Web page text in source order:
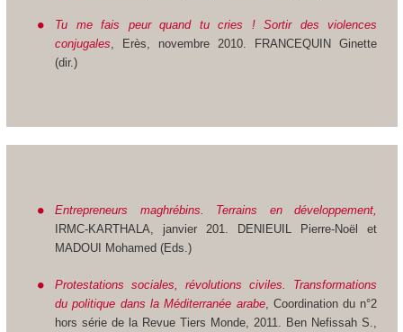
Tu me fais peur quand tu cries ! Sortir des violences
conjugales, Erès, novembre 2010. FRANCEQUIN Ginette
(dir.)
Entrepreneurs maghrébins. Terrains en développement,
IRMC-KARTHALA, janvier 201. DENIEUIL Pierre-Noël et
MADOUI Mohamed (Eds.)
Protestations sociales, révolutions civiles. Transformations
du politique dans la Méditerranée arabe, Coordination du n°2
hors série de la Revue Tiers Monde, 2011. Ben Nefissah S.,